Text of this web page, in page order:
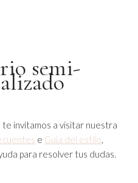
semi-
invitamos a visitar nuestra
e Guia del estilo,
para resolver tus dudas.